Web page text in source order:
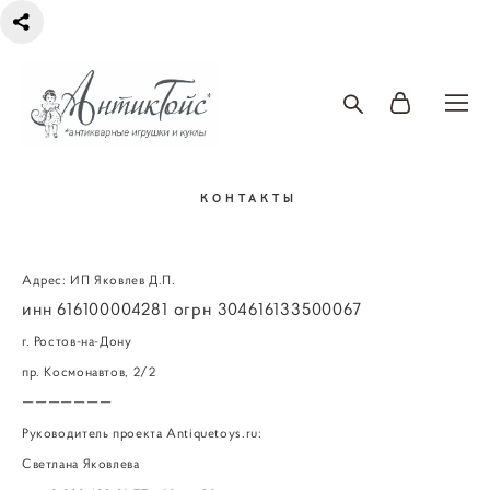
КОНТАКТЫ
Адрес: ИП Яковлев Д.П.
инн 616100004281 огрн 304616133500067
г. Ростов-на-Дону
пр. Космонавтов, 2/2
———————
Руководитель проекта Antiquetoys.ru:
Светлана Яковлева